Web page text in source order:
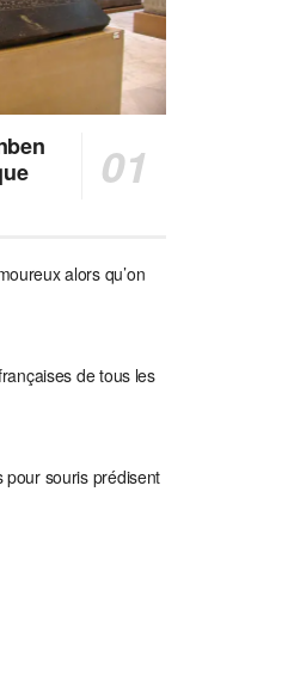
alors qu’on
de tous les
pour souris prédisent